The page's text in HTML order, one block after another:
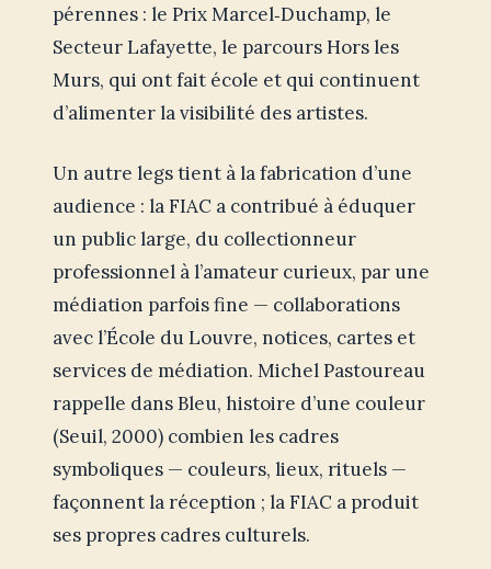
pérennes : le Prix Marcel‑Duchamp, le
Secteur Lafayette, le parcours Hors les
Murs, qui ont fait école et qui continuent
d’alimenter la visibilité des artistes.
Un autre legs tient à la fabrication d’une
audience : la FIAC a contribué à éduquer
un public large, du collectionneur
professionnel à l’amateur curieux, par une
médiation parfois fine — collaborations
avec l’École du Louvre, notices, cartes et
services de médiation. Michel Pastoureau
rappelle dans Bleu, histoire d’une couleur
(Seuil, 2000) combien les cadres
symboliques — couleurs, lieux, rituels —
façonnent la réception ; la FIAC a produit
ses propres cadres culturels.